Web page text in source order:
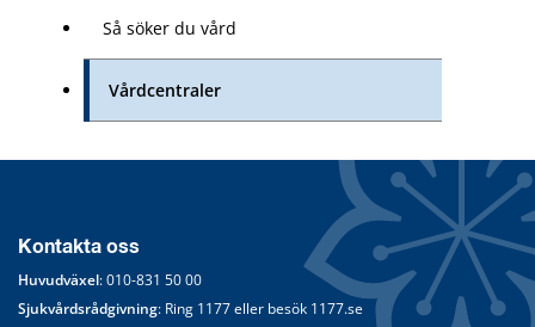
Så söker du vård
Vårdcentraler
Kontakta oss
Huvudväxel: 010-831 50 00
Sjukvårdsrådgivning: Ring 1177 eller besök 1177.se